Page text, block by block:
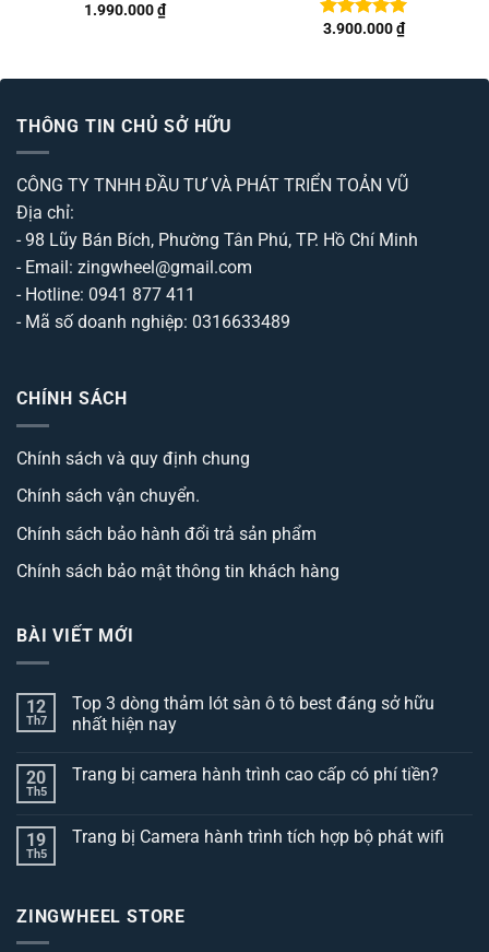
Được xếp
1.990.000₫
Được xếp
3.900.000₫
THÔNG TIN CHỦ SỞ HỮU
CÔNG TY TNHH ĐẦU TƯ VÀ PHÁT TRIỂN TOẢN VŨ
Địa chỉ:
- 98 Lũy Bán Bích, Phường Tân Phú, TP. Hồ Chí Minh
- Email: zingwheel@gmail.com
- Hotline: 0941 877 411
- Mã số doanh nghiệp: 0316633489
CHÍNH SÁCH
Chính sách và quy định chung
Chính sách vận chuyển.
Chính sách bảo hành đổi trả sản phẩm
Chính sách bảo mật thông tin khách hàng
BÀI VIẾT MỚI
12
Th7
Top 3 dòng thảm lót sàn ô tô best đáng sở hữu
nhất hiện nay
bình
3
dòng
tô
20
Th5
Trang bị camera hành trình cao cấp có phí tiền?
luận
hành
trình
19
Th5
Trang bị Camera hành trình tích hợp bộ phát wifi
ở
ZINGWHEEL STORE